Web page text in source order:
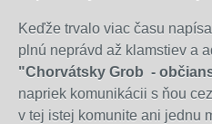
Keďže trvalo viac času
plnú neprávd až klamstiev a
"Chorvátsky Grob -
napriek komunikácii s ňou
v tej istej komunite ani jednu